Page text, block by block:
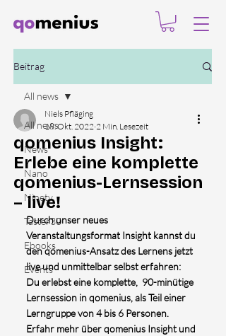
Beitrag
All news
News
Nano
Ninety
Taster30
Ebooks
Events
All news
qomenius Insight:
Erlebe eine komplette
qomenius-Lernsession
– live!
Niels Pfläging
18. Okt. 2022 2 Min. Lesezeit
Durch unser neues
Veranstaltungsformat Insight kannst du
den qomenius-Ansatz des Lernens jetzt
live und unmittelbar selbst erfahren:
Du erlebst eine komplette,  90-minütige
Lernsession in qomenius, als Teil einer
Lerngruppe von 4 bis 6 Personen.
Erfahr mehr über qomenius Insight und